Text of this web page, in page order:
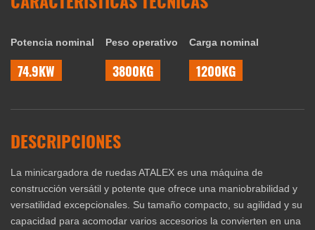
Potencia nominal
74.9KW
Peso operativo
3800KG
Carga nominal
1200KG
DESCRIPCIONES
La minicargadora de ruedas ATALEX es una máquina de
construcción versátil y potente que ofrece una maniobrabilidad y
versatilidad excepcionales. Su tamaño compacto, su agilidad y su
capacidad para acomodar varios accesorios la convierten en una